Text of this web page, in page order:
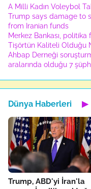
A Milli Kadın Voleybol
Trump says damage to
from Iranian funds
Merkez Bankası, politika
Tişörtün Kaliteli Olduğu
Ahbap Derneği
aralarında olduğu 7
Dünya Haberleri
Trump, ABD'yi İran'la